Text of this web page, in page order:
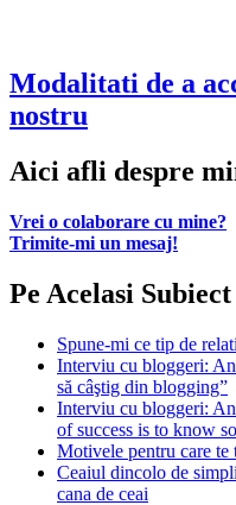
Modalitati de a
nostru
Aici afli despre
Vrei o colaborare cu mine?
Trimite-mi un mesaj!
Pe Acelasi Subiect
Spune-mi ce tip de
Interviu cu bloggeri:
să câştig din blogging”
Interviu cu bloggeri:
of success is to know
Motivele pentru care te
Ceaiul dincolo de
cana de ceai